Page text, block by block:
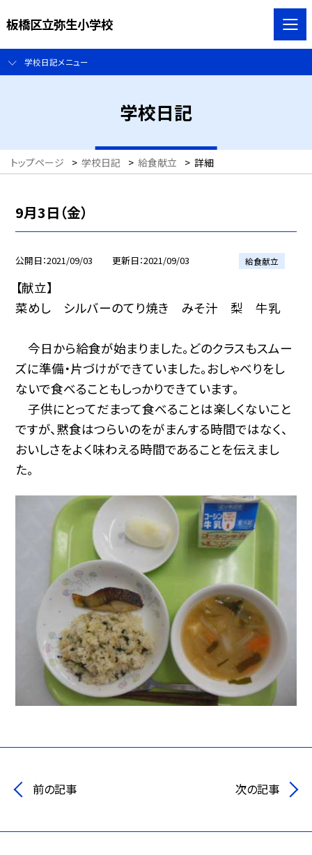
板橋区立弥生小学校
学校日記メニュー
学校日記
トップページ > 学校日記 > 給食献立 > 詳細
9月3日（金）
公開日 2021/09/03 更新日 2021/09/03 給食献立
【献立】
菜めし シルバーのてり焼き みそ汁 梨 牛乳
今日から給食が始まりました。どのクラスもスムー
ズに準備・片づけができていました。おしゃべりをし
ないで食べることもしっかりできています。
子供にとってだまって食べることは楽しくないこと
ですが、黙食はつらいのをがまんする時間ではなく、
おいしさをよく味わえる時間であることを伝えまし
た。
前の記事 次の記事